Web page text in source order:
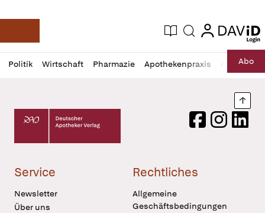
Deutsche Apotheker Zeitung
Aktuelle Ausgabe
Suche login
login
Politik Wirtschaft Pharmazie Apothekenpraxis RechtAbo
Profil
öffnen
Daz
Pur
Deutscher Apotheker Verlag Logo
FacebookInstagram
Service
Newsletter
Über uns
Rechtliches
Allgemeine
Geschäftsbedingungen